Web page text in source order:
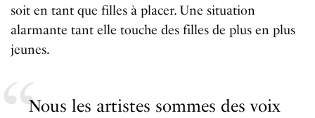
soit en tant que filles à placer. Une situation
alarmante tant elle touche des filles de plus en plus
jeunes.
Nous les artistes sommes des voix